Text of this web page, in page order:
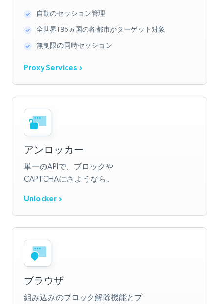
自動のセッション管理
全世界195ヵ国の各都市がターゲット対象
無制限の同時セッション
Proxy Services
アンロッカー
単一のAPIで、ブロックや
CAPTCHAにさようなら。
Unlocker
ブラウザ
組み込みのブロック解除機能とプ